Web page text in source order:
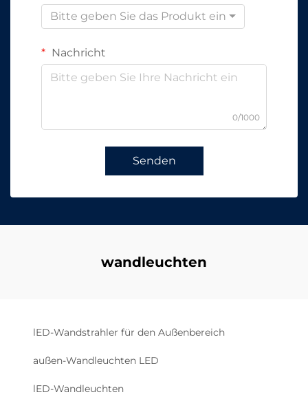
Bitte geben Sie das Produkt ein
Nachricht
0/1000
Senden
wandleuchten
lED-Wandstrahler für den Außenbereich
außen-Wandleuchten LED
lED-Wandleuchten